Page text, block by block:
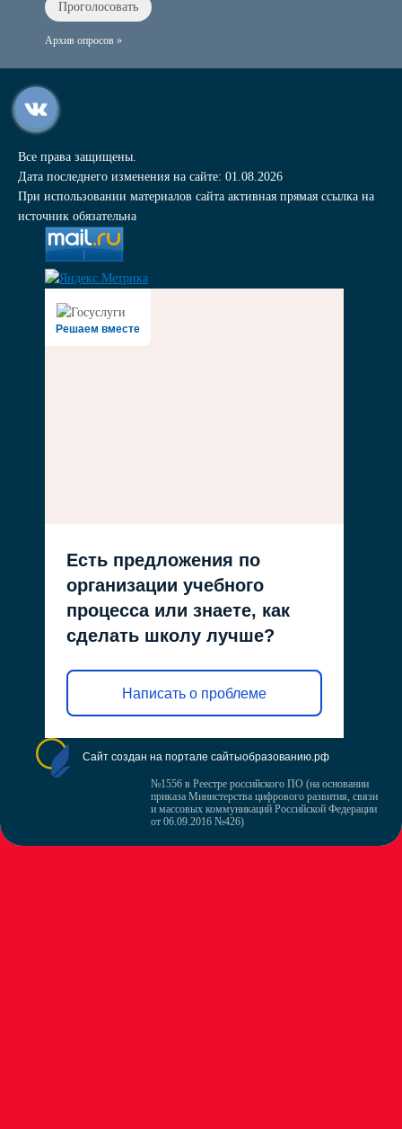
Архив опросов »
Все права защищены.
Дата последнего изменения на сайте: 01.08.2026
При использовании материалов сайта активная прямая ссылка на
источник обязательна
Решаем вместе
Есть предложения по
организации учебного
процесса или знаете, как
сделать школу лучше?
Написать о проблеме
Сайт создан на портале сайтыобразованию.рф
№1556 в Реестре российского ПО (на основании
приказа Министерства цифрового развития, связи
и массовых коммуникаций Российской Федерации
от 06.09.2016 №426)